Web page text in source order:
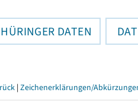
DATEN
| Zeichenerklärungen/